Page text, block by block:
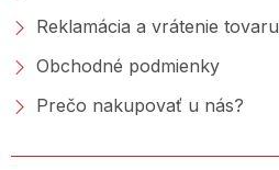
Reklamácia a vrátenie tovaru
Obchodné podmienky
Prečo nakupovať u nás?